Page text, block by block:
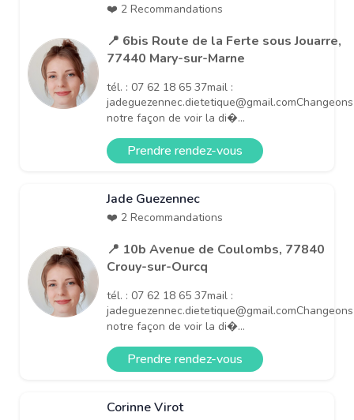
❤️ 2 Recommandations
📍 6bis Route de la Ferte sous Jouarre,
77440 Mary-sur-Marne
tél. : 07 62 18 65 37mail :
jadeguezennec.dietetique@gmail.comChangeons
notre façon de voir la di�...
Prendre rendez-vous
Jade Guezennec
❤️ 2 Recommandations
📍 10b Avenue de Coulombs, 77840
Crouy-sur-Ourcq
tél. : 07 62 18 65 37mail :
jadeguezennec.dietetique@gmail.comChangeons
notre façon de voir la di�...
Prendre rendez-vous
Corinne Virot